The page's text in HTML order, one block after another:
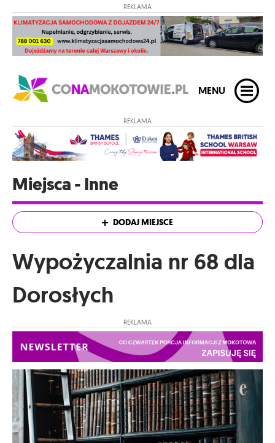
REKLAMA
MENU
REKLAMA
Miejsca - Inne
DODAJ MIEJSCE
Wypożyczalnia nr 68 dla
Dorosłych
REKLAMA